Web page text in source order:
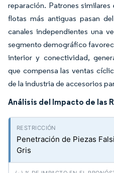
reparación. Patrones
flotas más antiguas pasan
canales independientes una
segmento demográfico
interior y conectividad,
que compensa las ventas
de la industria de accesorios
Análisis del Impacto de las
Penetración de Piezas
Gris